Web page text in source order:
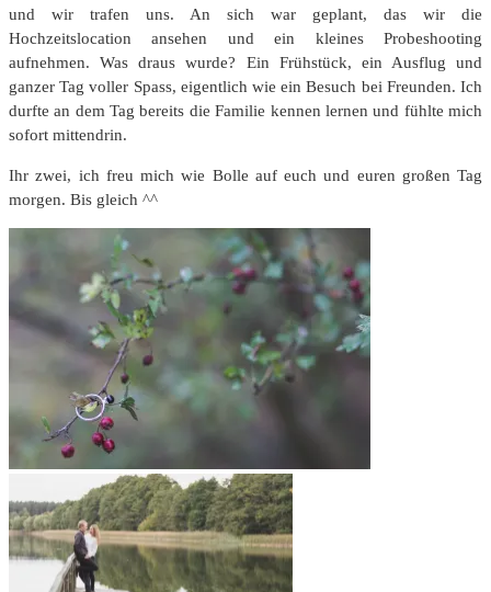
und wir trafen uns. An sich war geplant, das wir die
Hochzeitslocation ansehen und ein kleines Probeshooting
aufnehmen. Was draus wurde? Ein Frühstück, ein Ausflug und
ganzer Tag voller Spass, eigentlich wie ein Besuch bei Freunden. Ich
durfte an dem Tag bereits die Familie kennen lernen und fühlte mich
sofort mittendrin.
Ihr zwei, ich freu mich wie Bolle auf euch und euren großen Tag
morgen. Bis gleich ^^